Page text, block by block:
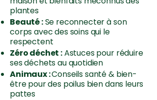
plantes
Beauté :Se reconnecter à son
corps avec des soins qui le
respectent
Zéro déchet :Astuces pour réduire
ses déchets au quotidien
Animaux :Conseils santé & bien-
être pour des poilus bien dans leurs
pattes